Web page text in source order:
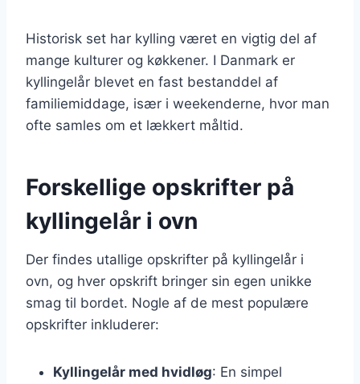
Historisk set har kylling været en vigtig del af
mange kulturer og køkkener. I Danmark er
kyllingelår blevet en fast bestanddel af
familiemiddage, især i weekenderne, hvor man
ofte samles om et lækkert måltid.
Forskellige opskrifter på
kyllingelår i ovn
Der findes utallige opskrifter på kyllingelår i
ovn, og hver opskrift bringer sin egen unikke
smag til bordet. Nogle af de mest populære
opskrifter inkluderer:
Kyllingelår med hvidløg: En simpel